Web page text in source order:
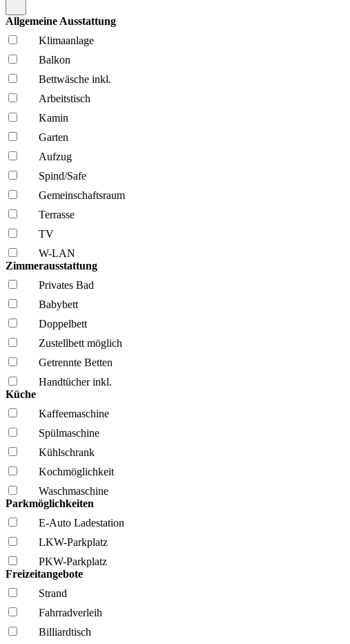
Allgemeine Ausstattung
Klima­anlage
Balkon
Bettwäsche inkl.
Arbeitstisch
Kamin
Garten
Aufzug
Spind/Safe
Gemeinschafts­raum
Terrasse
TV
W-LAN
Zimmerausstattung
Privates Bad
Babybett
Doppelbett
Zustellbett möglich
Getrennte Betten
Handtücher inkl.
Küche
Kaffee­maschine
Spül­maschine
Kühl­schrank
Kochmöglich­keit
Wasch­maschine
Parkmöglichkeiten
E-Auto Ladestation
LKW-Parkplatz
PKW-Parkplatz
Freizeitangebote
Strand
Fahrrad­verleih
Billiardtisch